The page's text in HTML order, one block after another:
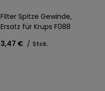
Filter Spitze Gewinde,
Ersatz für Krups F088
3,47 € / Stck.